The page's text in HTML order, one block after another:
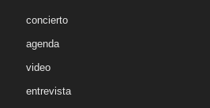
concierto
agenda
video
entrevista